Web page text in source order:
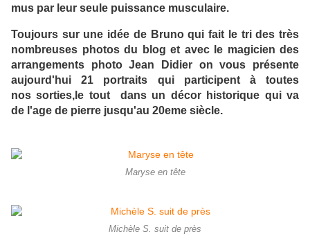
mus par leur seule puissance musculaire.
Toujours sur une idée de Bruno qui fait le tri des très
nombreuses photos du blog et avec le magicien des
arrangements photo Jean Didier on vous présente
aujourd'hui 21 portraits qui participent à toutes
nos sorties,le tout dans un décor historique qui va
de l'age de pierre jusqu'au 20eme siècle.
Maryse en tête
Michèle S. suit de près